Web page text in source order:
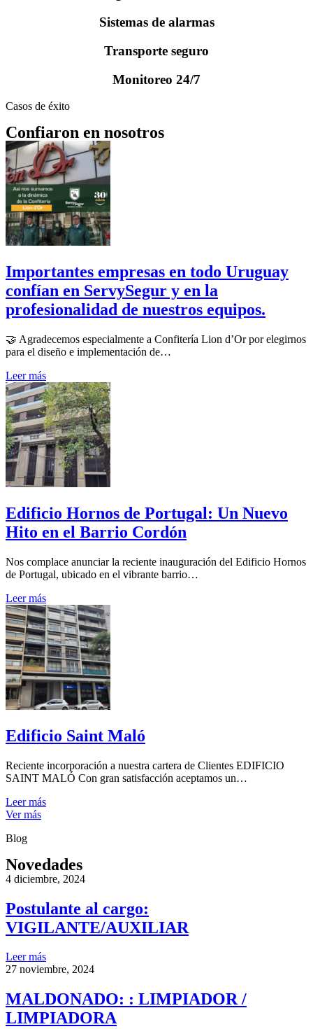
Sistemas de alarmas
Transporte seguro
Monitoreo 24/7
Casos de éxito
Confiaron en nosotros
Importantes empresas en todo Uruguay
confían en ServySegur y en la
profesionalidad de nuestros equipos.
🤝 Agradecemos especialmente a Confitería Lion d’Or por elegirnos
para el diseño e implementación de…
Leer más
Edificio Hornos de Portugal: Un Nuevo
Hito en el Barrio Cordón
Nos complace anunciar la reciente inauguración del Edificio Hornos
de Portugal, ubicado en el vibrante barrio…
Leer más
Edificio Saint Maló
Reciente incorporación a nuestra cartera de Clientes EDIFICIO
SAINT MALÓ Con gran satisfacción aceptamos un…
Leer más
Ver más
Blog
Novedades
4 diciembre, 2024
Postulante al cargo:
VIGILANTE/AUXILIAR
Leer más
27 noviembre, 2024
MALDONADO: : LIMPIADOR /
LIMPIADORA